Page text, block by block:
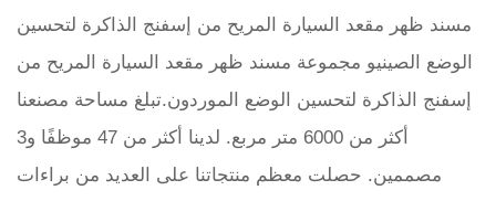
مسند ظهر مقعد السيارة المريح من إسفنج الذاكرة لتحسين
الوضع الصينيو مجموعة مسند ظهر مقعد السيارة المريح من
إسفنج الذاكرة لتحسين الوضع الموردون.تبلغ مساحة مصنعنا
أكثر من 6000 متر مربع. لدينا أكثر من 47 موظفًا و3
مصممين. حصلت معظم منتجاتنا على العديد من براءات